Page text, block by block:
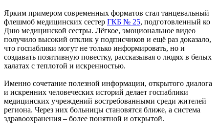
Ярким примером современных форматов стал танцевальный
флешмоб медицинских сестер ГКБ № 25, подготовленный ко
Дню медицинской сестры. Лёгкое, эмоциональное видео
получило высокий отклик у подписчиков и ещё раз доказало,
что госпаблики могут не только информировать, но и
создавать позитивную повестку, рассказывая о людях в белых
халатах с теплотой и искренностью.
Именно сочетание полезной информации, открытого диалога
и искренних человеческих историй делает госпаблики
медицинских учреждений востребованными среди жителей
региона. Через них больницы становятся ближе, а система
здравоохранения – более понятной и открытой.